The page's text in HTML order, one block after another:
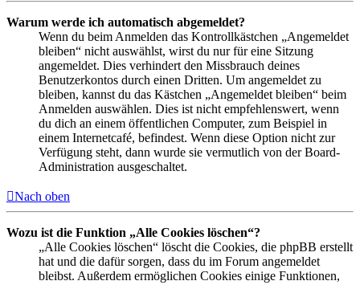
Warum werde ich automatisch abgemeldet?
Wenn du beim Anmelden das Kontrollkästchen „Angemeldet
bleiben“ nicht auswählst, wirst du nur für eine Sitzung
angemeldet. Dies verhindert den Missbrauch deines
Benutzerkontos durch einen Dritten. Um angemeldet zu
bleiben, kannst du das Kästchen „Angemeldet bleiben“ beim
Anmelden auswählen. Dies ist nicht empfehlenswert, wenn
du dich an einem öffentlichen Computer, zum Beispiel in
einem Internetcafé, befindest. Wenn diese Option nicht zur
Verfügung steht, dann wurde sie vermutlich von der Board-
Administration ausgeschaltet.
Nach oben
Wozu ist die Funktion „Alle Cookies löschen“?
„Alle Cookies löschen“ löscht die Cookies, die phpBB erstellt
hat und die dafür sorgen, dass du im Forum angemeldet
bleibst. Außerdem ermöglichen Cookies einige Funktionen,